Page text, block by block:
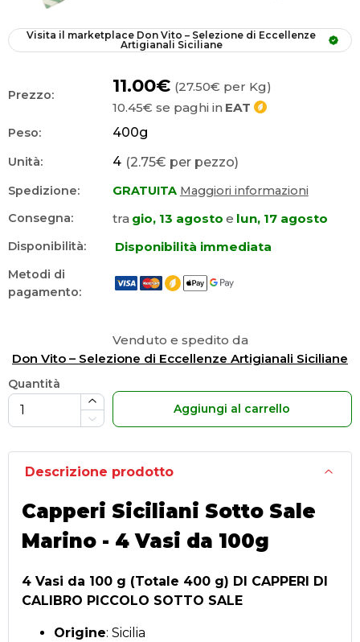
Visita il marketplace Don Vito – Selezione di Eccellenze
Artigianali Siciliane
Prezzo: 11.00€ (27.50€ per Kg)
10.45€ se paghi in EAT
Peso: 400g
Unità: 4 (2.75€ per pezzo)
Spedizione: GRATUITA Maggiori informazioni
Consegna:
tra gio, 13 agosto e lun, 17 agosto
Disponibilità: Disponibilità immediata
Metodi di
pagamento:
Venduto e spedito da
Don Vito – Selezione di Eccellenze Artigianali Siciliane
Quantità
Aggiungi al carrello
Descrizione prodotto
Capperi Siciliani Sotto Sale
Marino - 4 Vasi da 100g
4 Vasi da 100 g (Totale 400 g) DI CAPPERI DI
CALIBRO PICCOLO SOTTO SALE
Origine: Sicilia